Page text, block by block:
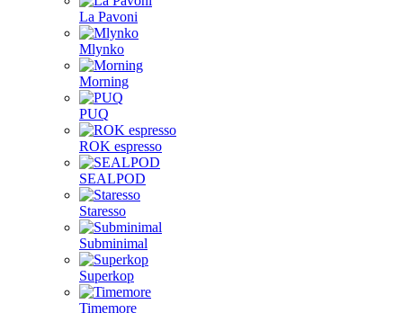
La Pavoni
Mlynko
Morning
PUQ
ROK espresso
SEALPOD
Staresso
Subminimal
Superkop
Timemore